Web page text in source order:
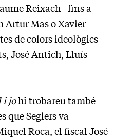
Reixach– fins a
Artur Mas o Xavier
de colors ideològics
José Antich, Lluís
i johi trobareu també
que Seglers va
Roca, el fiscal José